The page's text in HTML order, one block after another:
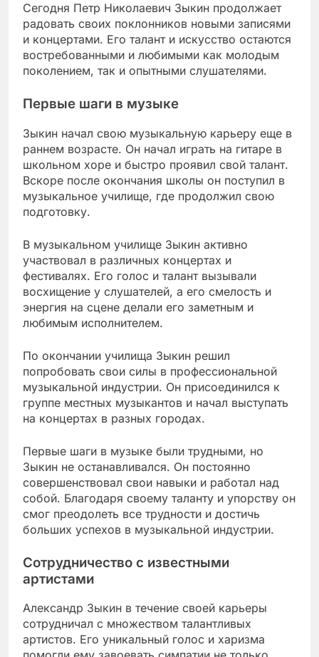
Сегодня Петр Николаевич Зыкин продолжает
радовать своих поклонников новыми записями
и концертами. Его талант и искусство остаются
востребованными и любимыми как молодым
поколением, так и опытными слушателями.
Первые шаги в музыке
Зыкин начал свою музыкальную карьеру еще в
раннем возрасте. Он начал играть на гитаре в
школьном хоре и быстро проявил свой талант.
Вскоре после окончания школы он поступил в
музыкальное училище, где продолжил свою
подготовку.
В музыкальном училище Зыкин активно
участвовал в различных концертах и
фестивалях. Его голос и талант вызывали
восхищение у слушателей, а его смелость и
энергия на сцене делали его заметным и
любимым исполнителем.
По окончании училища Зыкин решил
попробовать свои силы в профессиональной
музыкальной индустрии. Он присоединился к
группе местных музыкантов и начал выступать
на концертах в разных городах.
Первые шаги в музыке были трудными, но
Зыкин не останавливался. Он постоянно
совершенствовал свои навыки и работал над
собой. Благодаря своему таланту и упорству он
смог преодолеть все трудности и достичь
больших успехов в музыкальной индустрии.
Сотрудничество с известными
артистами
Александр Зыкин в течение своей карьеры
сотрудничал с множеством талантливых
артистов. Его уникальный голос и харизма